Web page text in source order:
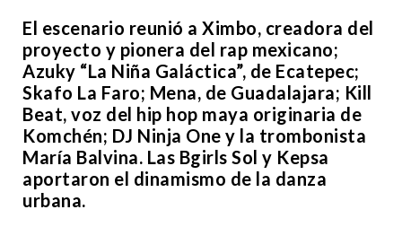
El escenario reunió a Ximbo, creadora del
proyecto y pionera del rap mexicano;
Azuky “La Niña Galáctica”, de Ecatepec;
Skafo La Faro; Mena, de Guadalajara; Kill
Beat, voz del hip hop maya originaria de
Komchén; DJ Ninja One y la trombonista
María Balvina. Las Bgirls Sol y Kepsa
aportaron el dinamismo de la danza
urbana.